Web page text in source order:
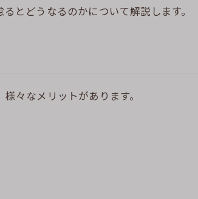
とどうなるのかについて解説します。
々なメリットがあります。